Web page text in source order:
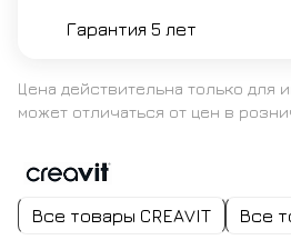
Гарантия 5 лет
Цена действительна только для
может отличаться от цен в
Все товары CREAVIT Все